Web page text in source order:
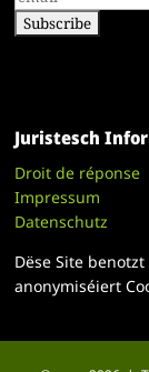
Juristesch
Droit de réponse
Impressum
Datenschutz
Dëse Site
anonymiséiert